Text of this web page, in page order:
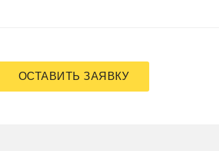
ОСТАВИТЬ ЗАЯВКУ